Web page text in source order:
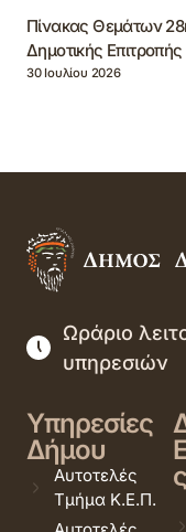
Πίνακας Θεμάτων
Δημοτικής Επιτροπής
30 Ιουλίου 2026
Ωράριο
υπηρεσιών
Υπηρεσίες
Δήμου
Αυτοτελές
Τμήμα Κ.Ε.Π.